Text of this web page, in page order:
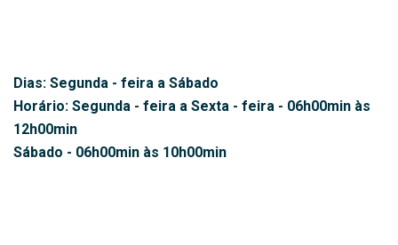
Dias: Segunda - feira a Sábado
Horário: Segunda - feira a Sexta - feira - 06h00min às
12h00min
Sábado - 06h00min às 10h00min